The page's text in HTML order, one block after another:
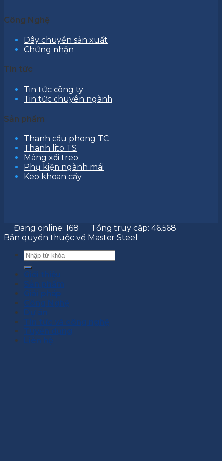
Công Nghệ
Dây chuyền sản xuất
Chứng nhận
Tin tức
Tin tức công ty
Tin tức chuyên ngành
Sản phẩm
Thanh cầu phong TC
Thanh lito TS
Máng xối treo
Phụ kiện ngành mái
Keo khoan cấy
Đang online: 168
Tổng truy cập: 46.568
Bản quyền thuộc về Master Steel
Giới thiệu
Sản phẩm
Giải pháp
Công Nghệ
Dự án
Tin tức và công nghệ
Tuyển dụng
Liên hệ